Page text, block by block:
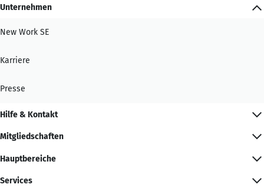
Unternehmen
New Work SE
Karriere
Presse
Hilfe & Kontakt
Mitgliedschaften
Hauptbereiche
Services